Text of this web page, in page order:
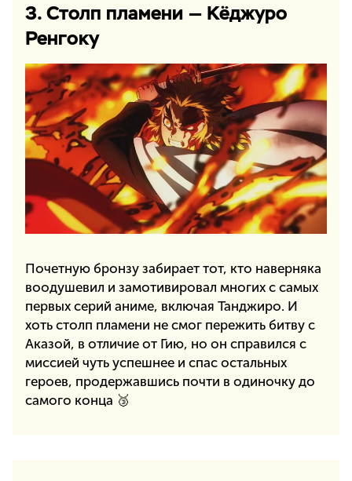
3. Столп пламени — Кёджуро
Ренгоку
Почетную бронзу забирает тот, кто наверняка
воодушевил и замотивировал многих с самых
первых серий аниме, включая Танджиро. И
хоть столп пламени не смог пережить битву с
Аказой, в отличие от Гию, но он справился с
миссией чуть успешнее и спас остальных
героев, продержавшись почти в одиночку до
самого конца 🥉